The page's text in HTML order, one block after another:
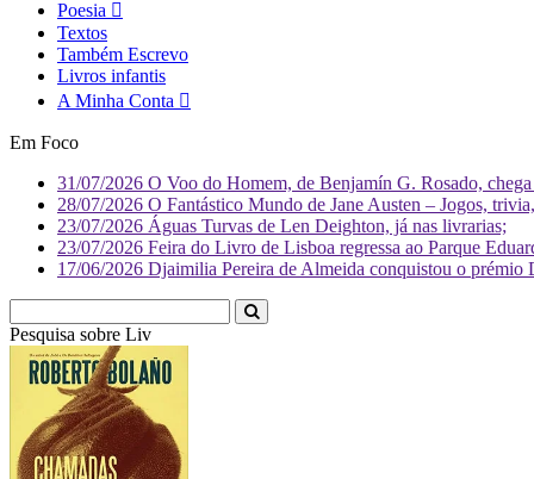
Poesia
Textos
Também Escrevo
Livros infantis
A Minha Conta
Em Foco
31/07/2026 O Voo do Homem, de Benjamín G. Rosado,
28/07/2026 O Fantástico Mundo de Jane Austen – Jogos,
23/07/2026 Águas Turvas de Len Deighton, já nas livrarias;
23/07/2026 Feira do Livro de Lisboa regressa ao Parque
17/06/2026 Djaimilia Pereira de Almeida conquistou o
Pesquisa sobre Literatura